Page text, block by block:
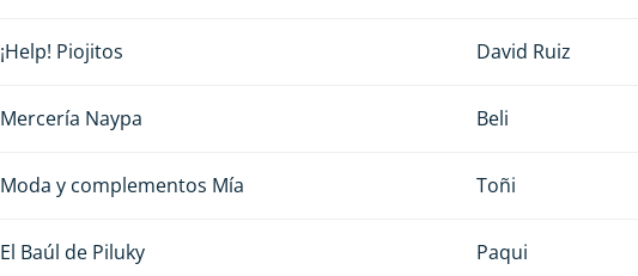
¡Help! Piojitos David Ruiz
Mercería Naypa Beli
Moda y complementos Mía Toñi
El Baúl de Piluky Paqui